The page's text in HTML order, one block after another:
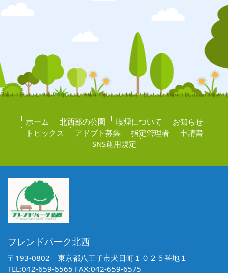
ホーム 北西部の公園 喫煙について
お知らせ
トピックス
アドプト募集 指定管理者
申請書
SNS運用規定
フレンドパーク北西
〒193-0802 東京都八王子市犬目町１０２５番地１
TEL:042-659-6565 FAX:042-659-6575